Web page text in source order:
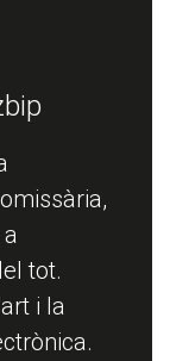
tot.
i la